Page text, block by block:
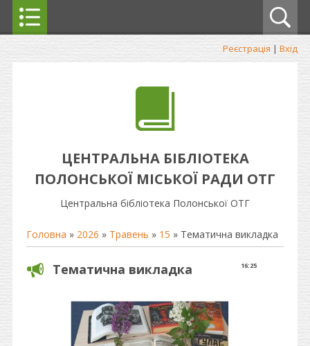
Реєстрація | Вхід
ЦЕНТРАЛЬНА БІБЛІОТЕКА
ПОЛОНСЬКОЇ МІСЬКОЇ РАДИ ОТГ
Центральна бібліотека Полонської ОТГ
Головна » 2026 » Травень » 15 » Тематична викладка
16:25
Тематична викладка